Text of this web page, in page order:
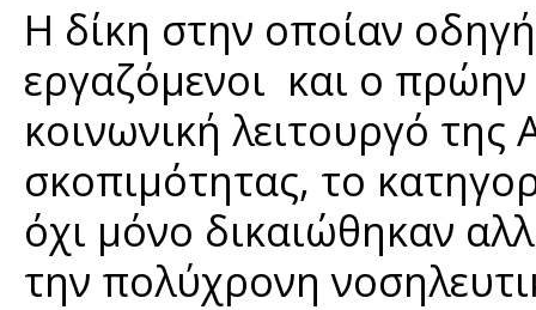
Η δίκη στην οποίαν
εργαζόμενοι και ο
κοινωνική λειτουργό της
σκοπιμότητας, το
όχι μόνο δικαιώθηκαν
την πολύχρονη